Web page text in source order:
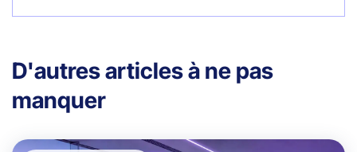
D'autres articles à ne pas
manquer